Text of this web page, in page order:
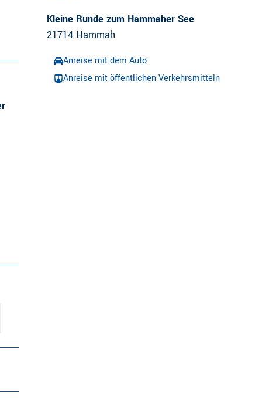
Kleine Runde zum Hammaher See
21714 Hammah
Anreise mit dem Auto
Anreise mit öffentlichen Verkehrsmitteln